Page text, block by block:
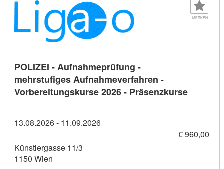
MERKEN
POLIZEI - Aufnahmeprüfung -
mehrstufiges Aufnahmeverfahren -
Vorbereitungskurse 2026 - Präsenzkurse
13.08.2026 - 11.09.2026
€ 960,00
Künstlergasse 11/3
1150 Wien